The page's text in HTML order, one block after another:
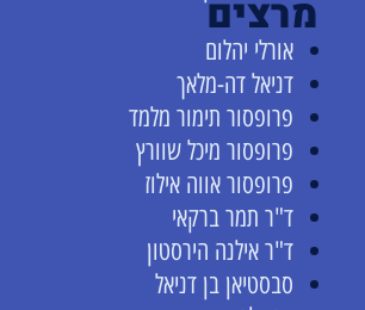
מרצים
אורלי יהלום
דניאל דה-מלאך
פרופסור תימור מלמד
פרופסור מיכל שוורץ
פרופסור אווה אילוז
ד"ר תמר ברקאי
ד"ר אילנה הירסטון
סבסטיאן בן דניאל